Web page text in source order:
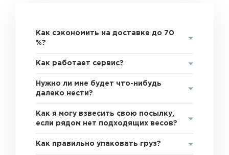
Как сэкономить на доставке до 70
%?
Как работает сервис?
Нужно ли мне будет что-нибудь
далеко нести?
Как я могу взвесить свою посылку,
если рядом нет подходящих весов?
Как правильно упаковать груз?